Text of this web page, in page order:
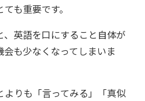
も重要です。
英語を口にすること自体が
も少なくなってしまいま
よりも「言ってみる」「真似